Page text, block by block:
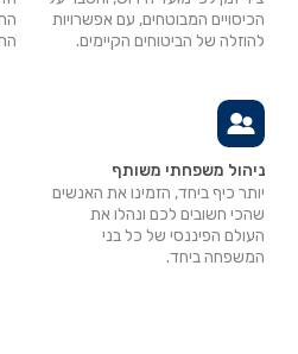
הכיסויים המבוטחים, עם אפשרויות
להוזלה של הביטוחים הקיימים.
ניהול משפחתי משותף
יותר כיף ביחד, הזמינו את האנשים
שהכי חשובים לכם ונהלו את
העולם הפיננסי של כל בני
המשפחה ביחד.